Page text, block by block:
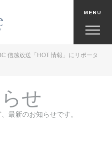
信越放送「HOT 情報」にリポータ
せ
最新のお知らせです。